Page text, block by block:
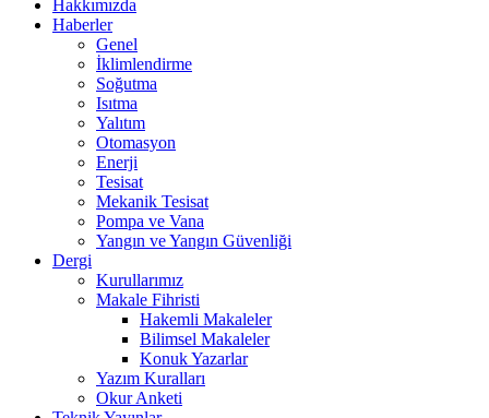
Hakkımızda
Haberler
Genel
İklimlendirme
Soğutma
Isıtma
Yalıtım
Otomasyon
Enerji
Tesisat
Mekanik Tesisat
Pompa ve Vana
Yangın ve Yangın Güvenliği
Dergi
Kurullarımız
Makale Fihristi
Hakemli Makaleler
Bilimsel Makaleler
Konuk Yazarlar
Yazım Kuralları
Okur Anketi